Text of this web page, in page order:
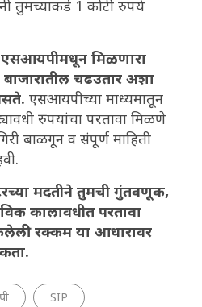
तुमच्याकडे 1 कोटी रुपये
एसआयपीमधून मिळणारा
चढउतार अशा
एसआयपीच्या माध्यमातून
रुपयांचा परतावा मिळणे
बाळगून व संपूर्ण माहिती
मदतीने तुमची गुंतवणूक,
कालावधीत परतावा
रक्कम या आधारावर
SIP